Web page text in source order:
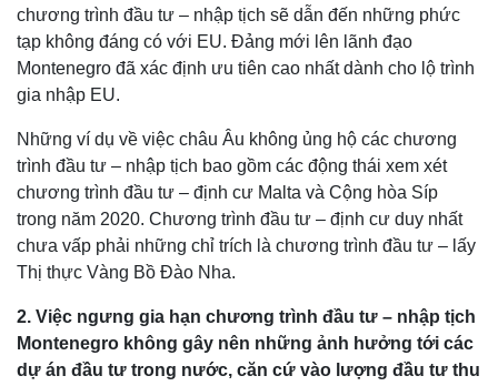
chương trình đầu tư – nhập tịch sẽ dẫn đến những phức
tạp không đáng có với EU. Đảng mới lên lãnh đạo
Montenegro đã xác định ưu tiên cao nhất dành cho lộ trình
gia nhập EU.
Những ví dụ về việc châu Âu không ủng hộ các chương
trình đầu tư – nhập tịch bao gồm các động thái xem xét
chương trình đầu tư – định cư Malta và Cộng hòa Síp
trong năm 2020. Chương trình đầu tư – định cư duy nhất
chưa vấp phải những chỉ trích là chương trình đầu tư – lấy
Thị thực Vàng Bồ Đào Nha.
2. Việc ngưng gia hạn chương trình đầu tư – nhập tịch
Montenegro không gây nên những ảnh hưởng tới các
dự án đầu tư trong nước, căn cứ vào lượng đầu tư thu